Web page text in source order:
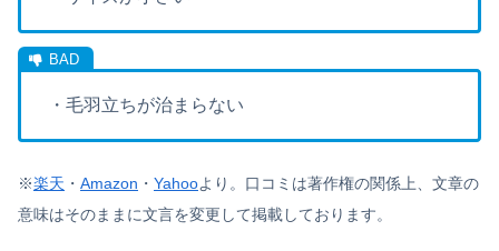
・毛羽立ちが治まらない
※楽天 ・ Amazon ・ Yahooより。 口コミは著作権の関係上、文章の
意味はそのままに文言を変更して掲載しております。